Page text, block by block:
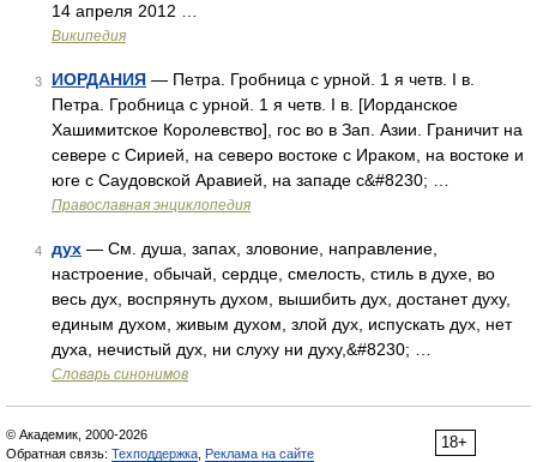
14 апреля 2012 …
Википедия
3 ИОРДАНИЯ — Петра. Гробница с урной. 1 я четв. I в.
Петра. Гробница с урной. 1 я четв. I в. [Иорданское
Хашимитское Королевство], гос во в Зап. Азии. Граничит на
севере с Сирией, на северо востоке с Ираком, на востоке и
юге с Саудовской Аравией, на западе с&#8230; …
Православная энциклопедия
4 дух — См. душа, запах, зловоние, направление,
настроение, обычай, сердце, смелость, стиль в духе, во
весь дух, воспрянуть духом, вышибить дух, достанет духу,
единым духом, живым духом, злой дух, испускать дух, нет
духа, нечистый дух, ни слуху ни духу,&#8230; …
Словарь синонимов
18+
© Академик, 2000-2026
Обратная связь: Техподдержка Реклама на сайте